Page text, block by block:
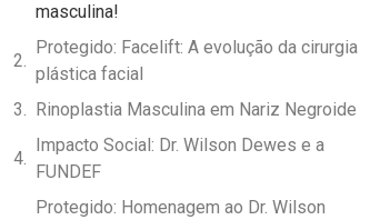
masculina!
Protegido: Facelift: A evolução da cirurgia
plástica facial
Rinoplastia Masculina em Nariz Negroide
Impacto Social: Dr. Wilson Dewes e a
FUNDEF
Protegido: Homenagem ao Dr. Wilson